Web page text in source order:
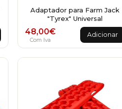
Adaptador para Farm Jack
"Tyrex" Universal
48,00€
Com Iva
Adicionar